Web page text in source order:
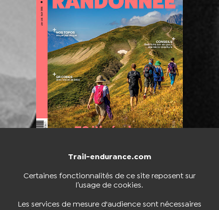
Trail-endurance.com
Certaines fonctionnalités de ce site reposent sur
l’usage de cookies.
Les services de mesure d'audience sont nécessaires